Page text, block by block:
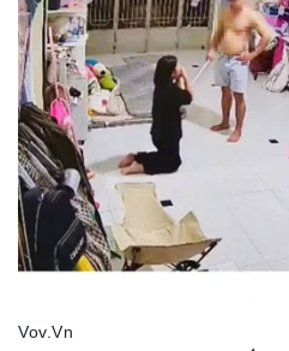
Pháp luật
Vụ án
Tin nóng
Tư vấn luật